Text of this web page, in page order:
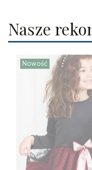
Nasze
Nowość